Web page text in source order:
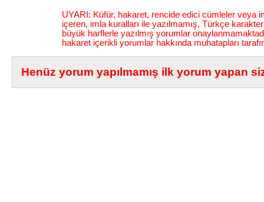
UYARI: Küfür, hakaret, rencide edici cümleler veya
içeren, imla kuralları ile yazılmamış, Türkçe
büyük harflerle yazılmış yorumlar
hakaret içerikli yorumlar hakkında muhatapları
Henüz yorum yapılmamış ilk yorum yapan